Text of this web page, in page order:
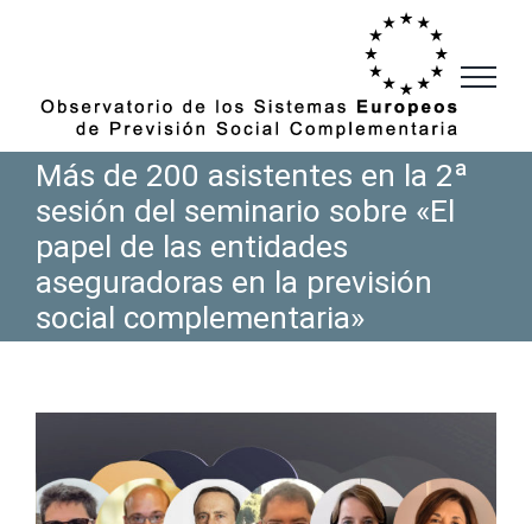
Más de 200 asistentes en la 2ª
sesión del seminario sobre «El
papel de las entidades
aseguradoras en la previsión
social complementaria»
más
grande